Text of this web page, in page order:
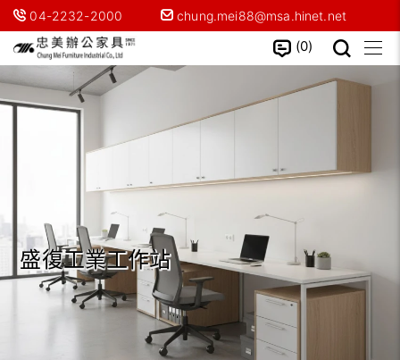
04-2232-2000 chung.mei88@msa.hinet.net
0
盛復工業工作站